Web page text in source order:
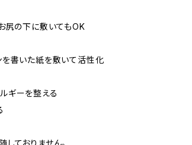
尻の下に敷いてもOK
を書いた紙を敷いて活性化
ギーを整える
ておりません。